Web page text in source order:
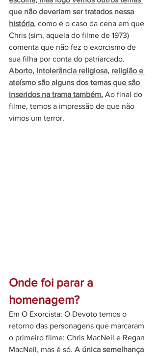
que não deveriam ser tratados nessa
história, como é o caso da cena em que
Chris (sim, aquela do filme de 1973)
comenta que não fez o exorcismo de
sua filha por conta do patriarcado.
Aborto, intolerância religiosa, religião e
ateísmo são alguns dos temas que são
inseridos na trama também. Ao final do
filme, temos a impressão de que não
vimos um terror.
Onde foi parar a
homenagem?
Em O Exorcista: O Devoto temos o
retorno das personagens que marcaram
o primeiro filme: Chris MacNeil e Regan
MacNeil, mas é só. A única semelhança